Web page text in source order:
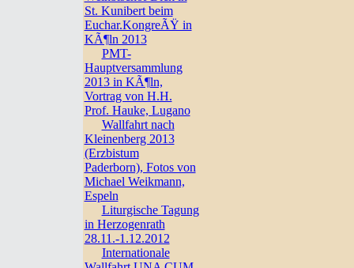
St. Kunibert beim
Euchar.KongreÃŸ in
KÃ¶ln 2013
PMT-
Hauptversammlung
2013 in KÃ¶ln,
Vortrag von H.H.
Prof. Hauke, Lugano
Wallfahrt nach
Kleinenberg 2013
(Erzbistum
Paderborn), Fotos von
Michael Weikmann,
Espeln
Liturgische Tagung
in Herzogenrath
28.11.-1.12.2012
Internationale